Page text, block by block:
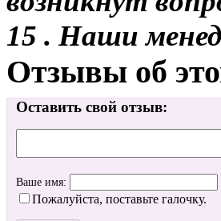
15 . Наши
Отзывы об
Оставить свой отзыв:
Ваше имя:
Пожалуйста, поставьте галочку.